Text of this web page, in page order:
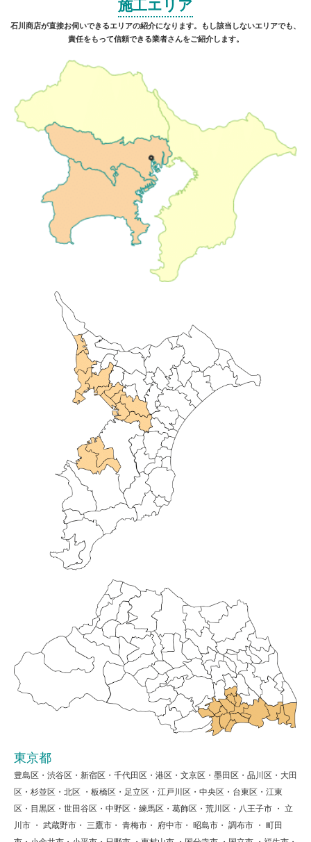
施工エリア
石川商店が直接お伺いできるエリアの紹介になります。もし該当しないエリアでも、
責任をもって信頼できる業者さんをご紹介します。
東京都
豊島区・渋谷区・新宿区・千代田区・港区・文京区・墨田区・品川区・大田
区・杉並区・北区 ・板橋区・足立区・江戸川区・中央区・台東区・江東
区・目黒区・世田谷区・中野区・練馬区・葛飾区・荒川区・八王子市 ・ 立
川市 ・ 武蔵野市・ 三鷹市・ 青梅市・ 府中市・ 昭島市・ 調布市 ・ 町田